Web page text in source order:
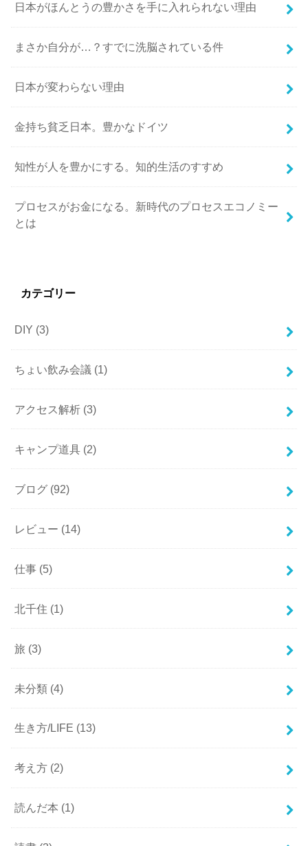
日本がほんとうの豊かさを手に入れられない理由
まさか自分が…？すでに洗脳されている件
日本が変わらない理由
金持ち貧乏日本。豊かなドイツ
知性が人を豊かにする。知的生活のすすめ
プロセスがお金になる。新時代のプロセスエコノミー
とは
カテゴリー
DIY (3)
ちょい飲み会議 (1)
アクセス解析 (3)
キャンプ道具 (2)
ブログ (92)
レビュー (14)
仕事 (5)
北千住 (1)
旅 (3)
未分類 (4)
生き方/LIFE (13)
考え方 (2)
読んだ本 (1)